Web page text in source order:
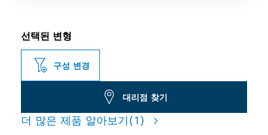
선택된 변형
구성 변경
대리점 찾기
더 많은 제품 알아보기(1)